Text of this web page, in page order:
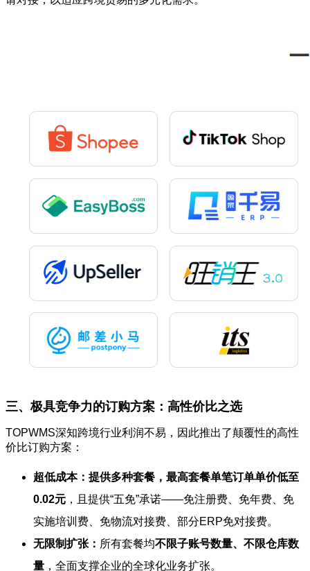
三、极具竞争力的订购方案：高性价比之选
TOPWMS深知跨境行业利润不易，因此推出了颠覆性的高性
价比订购方案：
超低成本：提供多种套餐，最高套餐单笔订单单价低至
0.02元 ，且提供“五免”承诺——免注册费、免年费、免
实施培训费、免物流对接费、部分ERP免对接费。
无限制扩张： 所有套餐均不限子账号数量、不限仓库数
量 ，全面支撑企业的全球化业务扩张。